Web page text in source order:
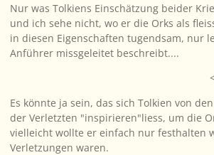
Nur was Tolkiens Einschätzung beider
und ich sehe nicht, wo er die Orks als
in diesen Eigenschaften tugendsam, nur
Anführer missgeleitet beschreibt....
Es könnte ja sein, das sich Tolkien von
der Verletzten "inspirieren"liess, um die
vielleicht wollte er einfach nur festhalten
Verletzungen waren.